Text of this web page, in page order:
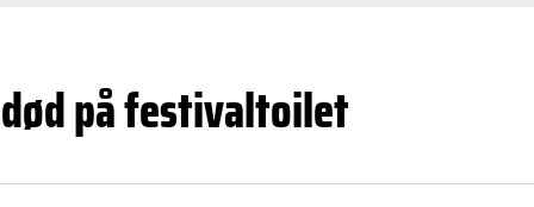
på festivaltoilet